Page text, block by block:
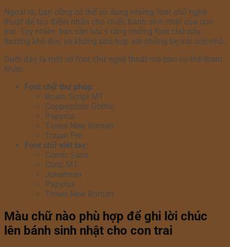
Ngoài ra, bạn cũng có thể sử dụng những font chữ nghệ
thuật để tạo điểm nhấn cho chiếc bánh sinh nhật của con
trai. Tuy nhiên, bạn cần lưu ý rằng những font chữ này
thường khó đọc và không phù hợp với những bé trai còn nhỏ.
Dưới đây là một số font chữ nghệ thuật mà bạn có thể tham
khảo:
Font chữ thư pháp:
Brush Script MT
Copperplate Gothic
Papyrus
Times New Roman
Trajan Pro
Font chữ viết tay:
Comic Sans
Curlz MT
Jokerman
Papyrus
Times New Roman
Màu chữ nào phù hợp để ghi lời chúc
lên bánh sinh nhật cho con trai